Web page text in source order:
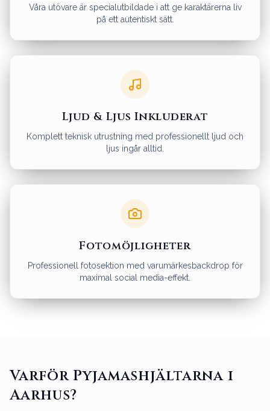
Våra utövare är specialutbildade i att ge karaktärerna liv
på ett autentiskt sätt.
Ljud & Ljus Inkluderat
Komplett teknisk utrustning med professionellt ljud och
ljus ingår alltid.
Fotomöjligheter
Professionell fotosektion med varumärkesbackdrop för
maximal social media-effekt.
Varför Pyjamashjältarna i
Aarhus?